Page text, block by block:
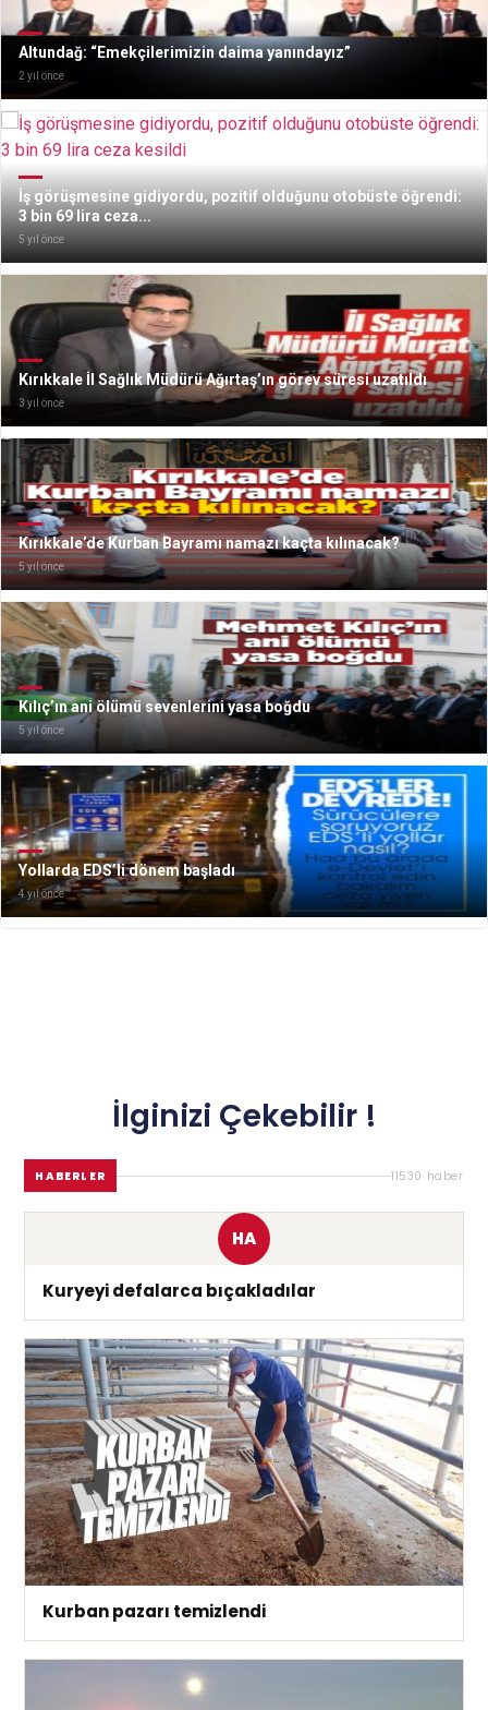
Altundağ: “Emekçilerimizin daima yanındayız”
2 yıl önce
İş görüşmesine gidiyordu, pozitif olduğunu otobüste öğrendi:
3 bin 69 lira ceza...
5 yıl önce
Kırıkkale İl Sağlık Müdürü Ağırtaş’ın görev süresi uzatıldı
3 yıl önce
Kırıkkale’de Kurban Bayramı namazı kaçta kılınacak?
5 yıl önce
Kılıç’ın ani ölümü sevenlerini yasa boğdu
5 yıl önce
Yollarda EDS’li dönem başladı
4 yıl önce
İlginizi Çekebilir !
HABERLER 11530 haber
HA
Kuryeyi defalarca bıçakladılar
Kurban pazarı temizlendi